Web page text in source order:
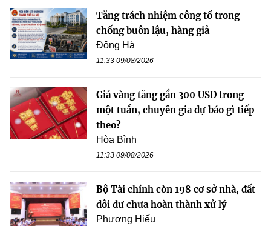
Tăng trách nhiệm công tố trong
chống buôn lậu, hàng giả
Đông Hà
11:33 09/08/2026
Giá vàng tăng gần 300 USD trong
một tuần, chuyên gia dự báo gì tiếp
theo?
Hòa Bình
11:33 09/08/2026
Bộ Tài chính còn 198 cơ sở nhà, đất
dôi dư chưa hoàn thành xử lý
Phương Hiếu